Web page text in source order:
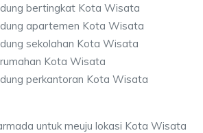
bertingkat Kota Wisata
apartemen Kota Wisata
sekolahan Kota Wisata
Kota Wisata
perkantoran Kota Wisata
untuk meuju lokasi Kota Wisata